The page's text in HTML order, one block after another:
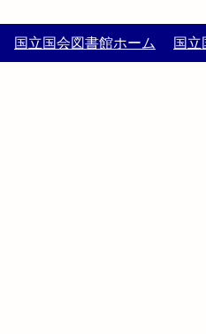
国立国会図書館ホーム 国立